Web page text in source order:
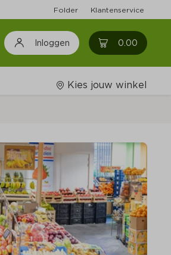
Folder Klantenservice
Inloggen 0.00 0
Kies jouw winkel